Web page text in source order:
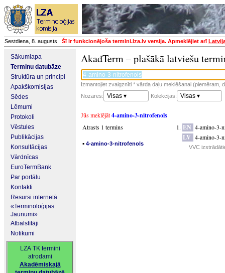
Sestdiena, 8. augusts Šī ir funkcionējoša termini.lza.lv versija. Apmeklējiet arī
Sākumlapa
Terminu datubāze
Struktūra un principi
Apakškomisijas
Sēdes
Lēmumi
Protokoli
Vēstules
Publikācijas
Konsultācijas
Vārdnīcas
EuroTermBank
Par portālu
Kontakti
Resursi internetā
«Terminoloģijas
Jaunumi»
Atbalstītāji
Notikumi
LZA TK termini
atrodami
Akadēmiskajā
AkadTerm – plašākā latviešu
Izmantojiet zvaigznīti * vārda daļu meklēšanai (piemēram,
Nozares:
Visas ▾ Kolekcijas: Visas ▾
Jūs meklējāt4-amino-3-nitrofenols
Atrasts 1 termins
▪ 4-amino-3-nitrofenols
EN 4-amino-3-
LV 4-amino-3-
VVC